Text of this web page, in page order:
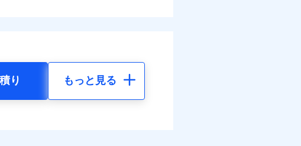
り もっと見る